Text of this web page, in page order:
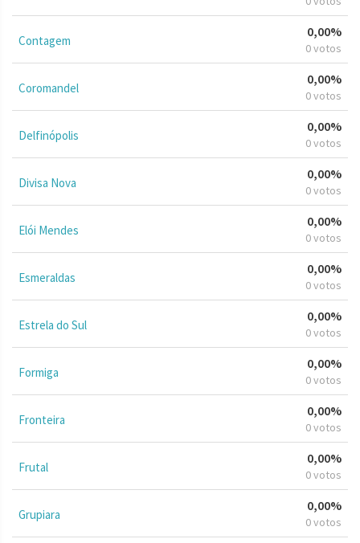
Contagem
0,00%
0 votos
Coromandel
0,00%
0 votos
Delfinópolis
0,00%
0 votos
Divisa Nova
0,00%
0 votos
Elói Mendes
0,00%
0 votos
Esmeraldas
0,00%
0 votos
Estrela do Sul
0,00%
0 votos
Formiga
0,00%
0 votos
Fronteira
0,00%
0 votos
Frutal
0,00%
0 votos
Grupiara
0,00%
0 votos